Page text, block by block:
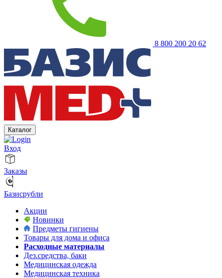
8 800 200 20 62
Каталог
Вход
Заказы
Базисрубли
Акции
Новинки
Предметы гигиены
Товары для дома и офиса
Расходные материалы
Дез.средства, баки
Медицинская одежда
Медицинская техника